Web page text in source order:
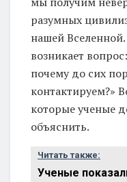
разумных
нашей
возникает
почему до сих
контактируем?»
которые ученые
объяснить.
Читать также:
Ученые